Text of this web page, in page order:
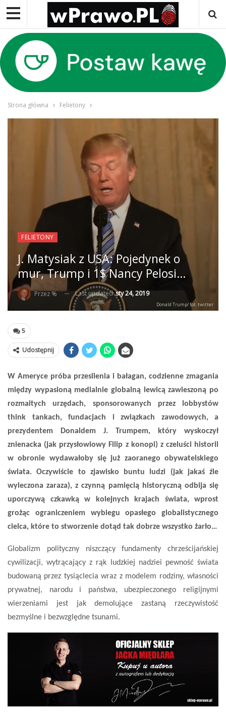
Strona główna Felietony
FELIETONY
J. Matysiak z USA: Pojedynek o
mur, Trump i 1$ Nancy Pelosi…
Przez % Last updatedsty 24, 2019
Donald Trump/ fot. twitter
5
Udostępnij
W Ameryce próba przesilenia i bałagan, codzienne zmagania
między wypasioną medialnie globalną lewicą zawieszoną po
rozmaitych urzędach, sponsorowanych przez lobbystów
think tankach, fundacjach i związkach zawodowych, a
prezydentem Donaldem J. Trumpem, który wyskoczył
znienacka (jak przysłowiowy Filip z konopi) z czeluści historii
w obronie wydawałoby się już zaoranego obywatelskiego
świata. Oczywiście to zjawisko buntu ludzi (jak jakaś źle
wyleczona zaraza), z czynną pamięcią historyczną odbija się
uporczywą czkawką w kolejnych krajach świata, wprost
grożąc ograniczeniem wybiegu opasłego globalistycznego
cielca, które to stworzenie dotąd tak dobrze wszystko żarło…
Globalizm polityczny niszczący fundamenty chrześcijańskiej
cywilizacji, wytrącający z rąk ludzkiej nadziei pewność świata
budowaną przez tysiąclecia wraz z modelem rodziny, własności
prywatnej, narodu i państwa, ubezpieczonego religijnymi
wierzeniami jest jak demolujące zastaną rzeczywistość
bezmyślne i bezwzględne tsunami.